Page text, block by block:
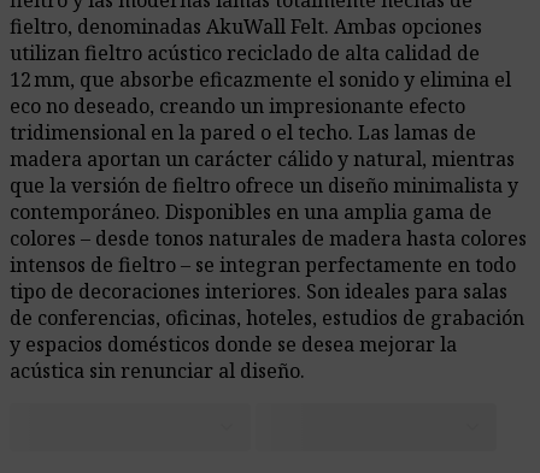
fieltro, denominadas AkuWall Felt. Ambas opciones
utilizan fieltro acústico reciclado de alta calidad de
12 mm, que absorbe eficazmente el sonido y elimina el
eco no deseado, creando un impresionante efecto
tridimensional en la pared o el techo. Las lamas de
madera aportan un carácter cálido y natural, mientras
que la versión de fieltro ofrece un diseño minimalista y
contemporáneo. Disponibles en una amplia gama de
colores – desde tonos naturales de madera hasta colores
intensos de fieltro – se integran perfectamente en todo
tipo de decoraciones interiores. Son ideales para salas
de conferencias, oficinas, hoteles, estudios de grabación
y espacios domésticos donde se desea mejorar la
acústica sin renunciar al diseño.